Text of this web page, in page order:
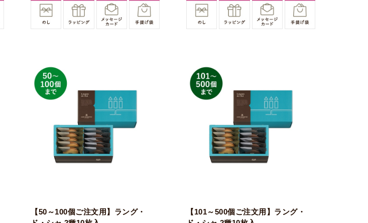
【50～100個ご注文用】ラング・
【101～500個ご注文用】ラング・